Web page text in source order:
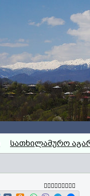
სათხილამურო
გააზიარეთ